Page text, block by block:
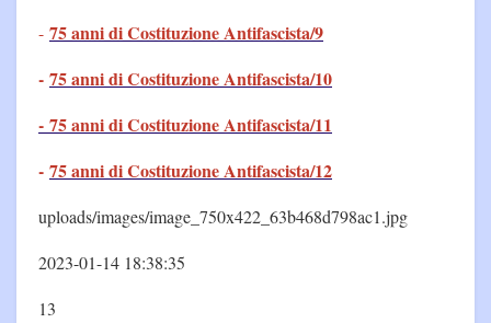
- 75 anni di Costituzione Antifascista/9
- 75 anni di Costituzione Antifascista/10
- 75 anni di Costituzione Antifascista/11
- 75 anni di Costituzione Antifascista/12
uploads/images/image_750x422_63b468d798ac1.jpg
2023-01-14 18:38:35
13